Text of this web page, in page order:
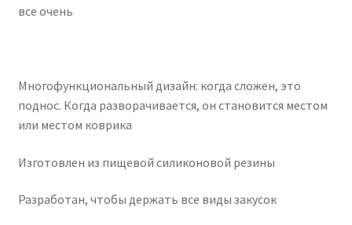
все очень
Многофункциональный дизайн: когда сложен, это
поднос. Когда разворачивается, он становится местом
или местом коврика
Изготовлен из пищевой силиконовой резины
Разработан, чтобы держать все виды закусок